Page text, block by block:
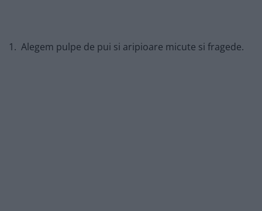
1. Alegem pulpe de pui si aripioare micute si fragede.